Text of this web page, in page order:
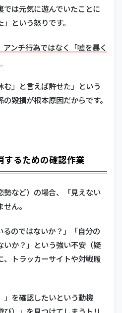
は元気に遊んでいたことに
という怒りです。
ンチ行為ではなく「嘘を暴く
む』と言えば許せた」という
毀損が根本原因だからです。
するための確認作業
勢など）の場合、「見えない
ん。
るのではないか？」「自分の
いか？」という強い不安（疑
、トラッカーサイトや対戦履
」を確認したいという動機